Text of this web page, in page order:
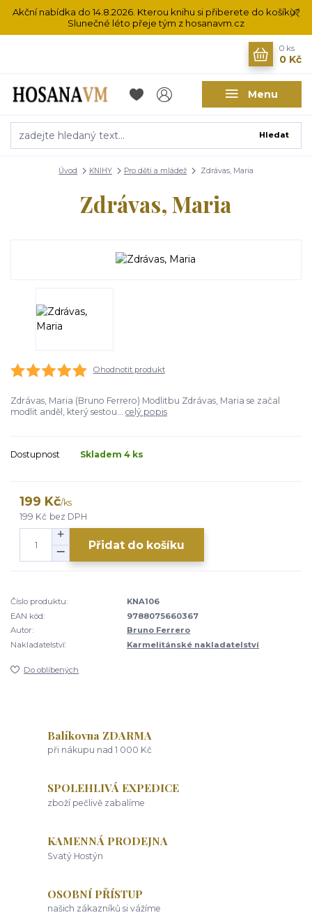
Akční nabídka do 14.8.2026. Kterou knihu si přiberete do košíku?
Slunečné léto přeje tým z hosanavm.cz
Menu
Hledat
0 ks
0 Kč
Úvod KNIHY Pro děti a mládež Zdrávas, Maria
Zdrávas, Maria
Ohodnotit produkt
Zdrávas, Maria (Bruno Ferrero) Modlitbu Zdrávas, Maria se začal
modlit anděl, který sestou... celý popis
Dostupnost Skladem 4 ks
199 Kč/ks
199 Kč bez DPH
Přidat do košíku
Číslo produktu:
KNA106
EAN kód:
9788075660367
Autor:
Bruno Ferrero
Nakladatelství:
Karmelitánské nakladatelství
Do oblíbených
Balíkovna ZDARMA
při nákupu nad 1 000 Kč
SPOLEHLIVÁ EXPEDICE
zboží pečlivě zabalíme
KAMENNÁ PRODEJNA
Svatý Hostýn
OSOBNÍ PŘÍSTUP
našich zákazníků si vážíme